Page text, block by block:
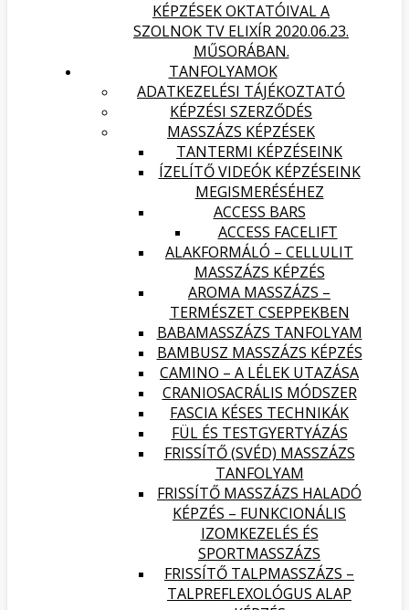
KÉPZÉSEK OKTATÓIVAL A
SZOLNOK TV ELIXÍR 2020.06.23.
MŰSORÁBAN.
TANFOLYAMOK
ADATKEZELÉSI TÁJÉKOZTATÓ
KÉPZÉSI SZERZŐDÉS
MASSZÁZS KÉPZÉSEK
TANTERMI KÉPZÉSEINK
ÍZELÍTŐ VIDEÓK KÉPZÉSEINK
MEGISMERÉSÉHEZ
ACCESS BARS
ACCESS FACELIFT
ALAKFORMÁLÓ – CELLULIT
MASSZÁZS KÉPZÉS
AROMA MASSZÁZS –
TERMÉSZET CSEPPEKBEN
BABAMASSZÁZS TANFOLYAM
BAMBUSZ MASSZÁZS KÉPZÉS
CAMINO – A LÉLEK UTAZÁSA
CRANIOSACRÁLIS MÓDSZER
FASCIA KÉSES TECHNIKÁK
FÜL ÉS TESTGYERTYÁZÁS
FRISSÍTŐ (SVÉD) MASSZÁZS
TANFOLYAM
FRISSÍTŐ MASSZÁZS HALADÓ
KÉPZÉS – FUNKCIONÁLIS
IZOMKEZELÉS ÉS
SPORTMASSZÁZS
FRISSÍTŐ TALPMASSZÁZS –
TALPREFLEXOLÓGUS ALAP